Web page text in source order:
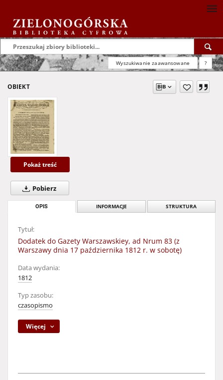
Wyszukiwanie zaawansowane ?
OBIEKT
Pokaż treść
Pobierz
OPIS INFORMACJE STRUKTURA
Tytuł:
Dodatek do Gazety Warszawskiey, ad Nrum 83 (z
Warszawy dnia 17 października 1812 r. w sobotę)
Data wydania:
1812
Typ zasobu:
czasopismo
Więcej